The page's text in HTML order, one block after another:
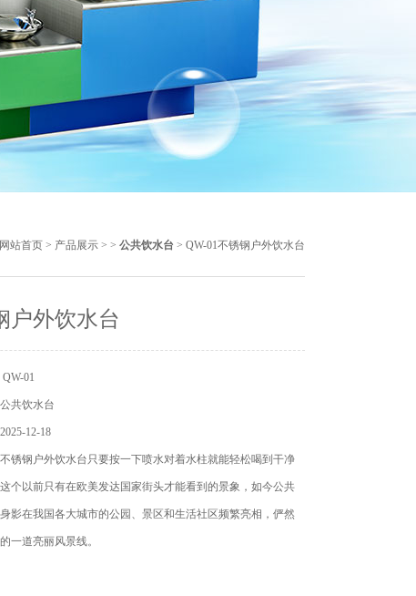
网站首页 > 产品展示 > > 公共饮水台 > QW-01不锈钢户外饮水台
户外饮水台
01
共饮水台
12-18
锈钢户外饮水台只要按一下喷水对着水柱就能轻松喝到干净
个以前只有在欧美发达国家街头才能看到的景象，如今公共
影在我国各大城市的公园、景区和生活社区频繁亮相，俨然
一道亮丽风景线。